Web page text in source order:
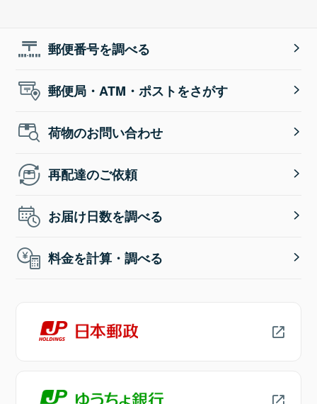
郵便番号を調べる
郵便局・ATM・ポストをさがす
荷物のお問い合わせ
再配達のご依頼
お届け日数を調べる
料金を計算・調べる